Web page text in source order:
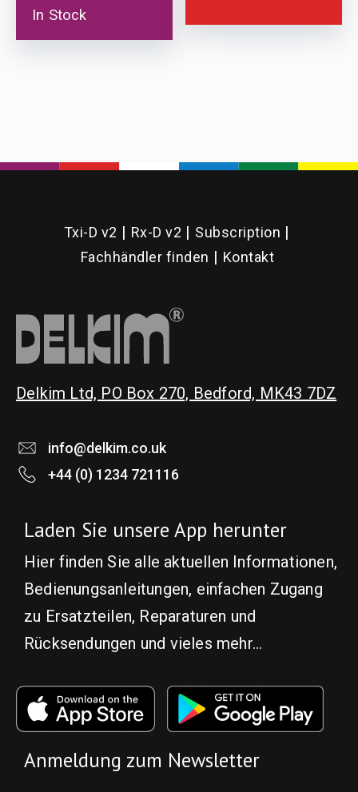
In Stock
variants.
on
the
page
Txi-D v2 Rx-D v2
Subscription
Fachhändler finden
Kontakt
Delkim Ltd, PO Box 270, Bedford, MK43 7DZ
info@delkim.co.uk
+44 (0) 1234 721116
Laden Sie unsere App herunter
Hier finden Sie alle aktuellen Informationen,
Bedienungsanleitungen, einfachen Zugang
zu Ersatzteilen, Reparaturen und
Rücksendungen und vieles mehr...
Anmeldung zum Newsletter